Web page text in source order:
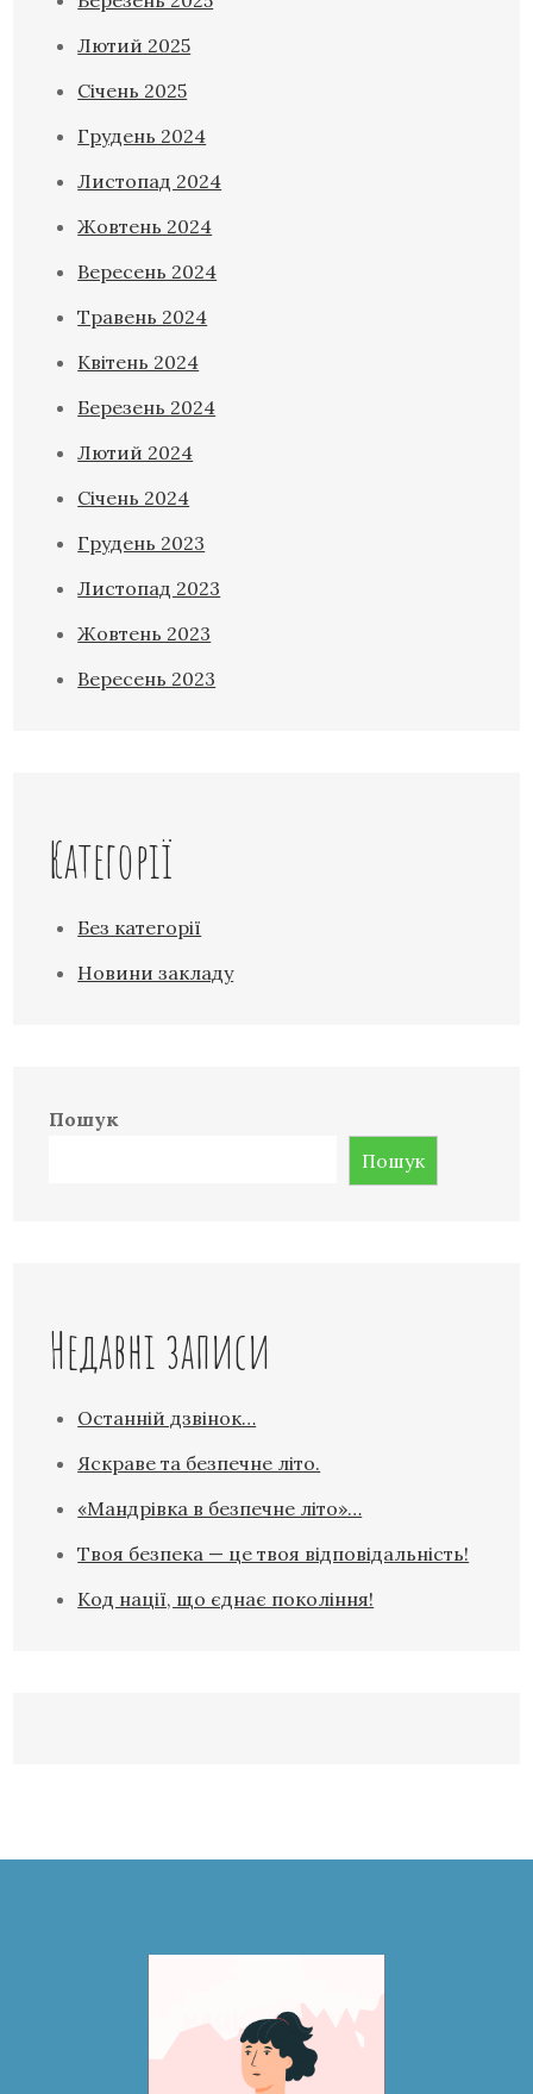
Лютий 2025
Січень 2025
Грудень 2024
Листопад 2024
Жовтень 2024
Вересень 2024
Травень 2024
Квітень 2024
Березень 2024
Лютий 2024
Січень 2024
Грудень 2023
Листопад 2023
Жовтень 2023
Вересень 2023
Категорії
Без категорії
Новини закладу
Пошук
Пошук
Недавні записи
Останній дзвінок…
Яскраве та безпечне літо.
«Мандрівка в безпечне літо»…
Твоя безпека — це твоя відповідальність!
Код нації, що єднає покоління!